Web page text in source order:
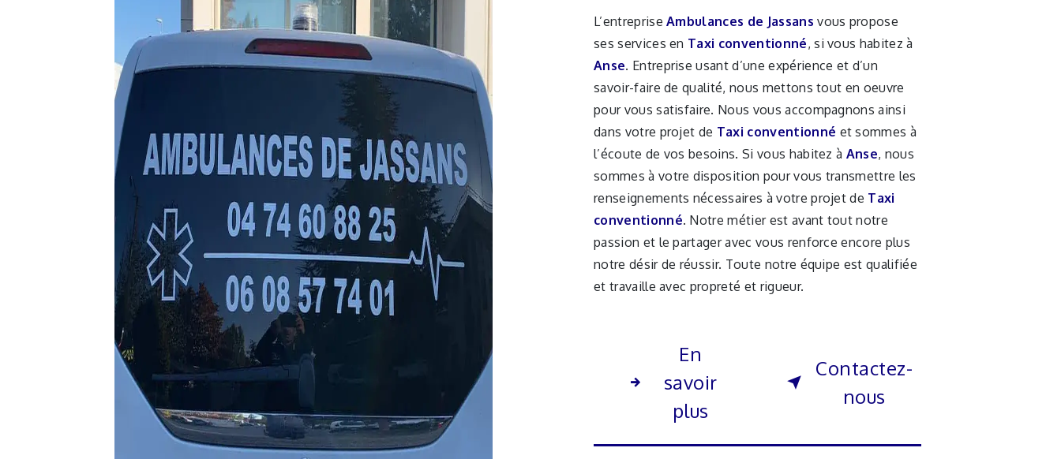
L’entrepriseAmbulances de Jassans vous propose
ses services en Taxi conventionné, si vous habitez à
Anse. Entreprise usant d’une expérience et d’un
savoir-faire de qualité, nous mettons tout en oeuvre
pour vous satisfaire. Nous vous accompagnons ainsi
dans votre projet de Taxi conventionné et sommes à
l’écoute de vos besoins. Si vous habitez à Anse, nous
sommes à votre disposition pour vous transmettre les
renseignements nécessaires à votre projet de Taxi
conventionné. Notre métier est avant tout notre
passion et le partager avec vous renforce encore plus
notre désir de réussir. Toute notre équipe est qualifiée
et travaille avec propreté et rigueur.
En
savoir
plus
Contactez-
nous